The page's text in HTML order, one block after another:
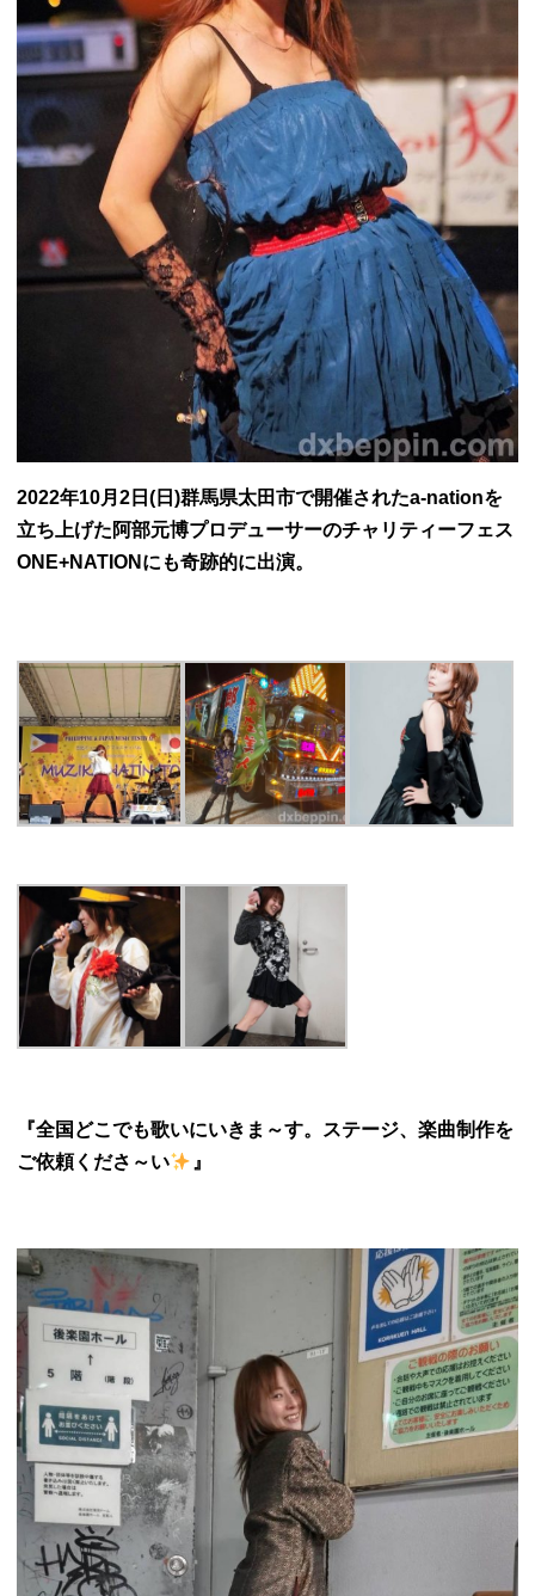
2022年10月2日(日)群馬県太田市で開催されたa-nationを
立ち上げた阿部元博プロデューサーのチャリティーフェス
ONE+NATIONにも奇跡的に出演。
『全国どこでも歌いにいきま～す。
ステージ、楽曲制作を
ご依頼くださ～い
』